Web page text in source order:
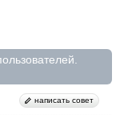
написать совет